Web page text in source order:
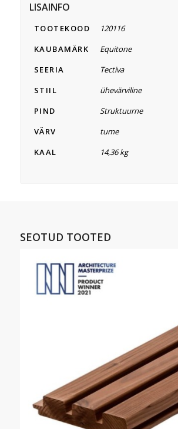
LISAINFO
TOOTEKOOD
120116
KAUBAMÄRK
Equitone
SEERIA
Tectiva
STIIL
ühevärviline
PIND
Struktuurne
VÄRV
tume
KAAL
14,36 kg
SEOTUD TOOTED